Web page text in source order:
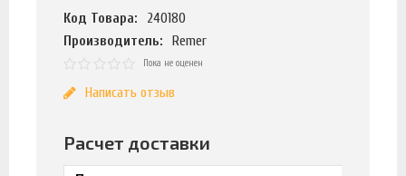
Код Товара:
240180
Производитель:
Remer
Пока не оценен
Написать отзыв
Расчет доставки